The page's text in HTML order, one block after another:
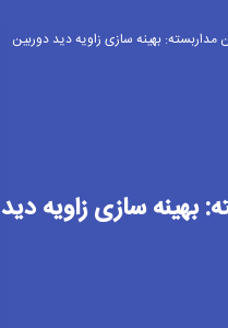
مداربسته: بهینه سازی زاویه دید دوربین
بهینه سازی زاویه دید